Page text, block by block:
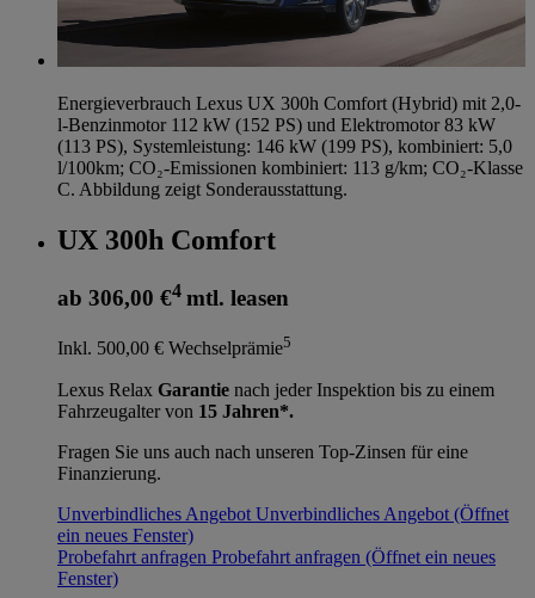
Energieverbrauch Lexus UX 300h Comfort (Hybrid) mit 2,0-
l-Benzinmotor 112 kW (152 PS) und Elektromotor 83 kW
(113 PS), Systemleistung: 146 kW (199 PS), kombiniert: 5,0
l/100km; CO₂-Emissionen kombiniert: 113 g/km; CO₂-Klasse
C. Abbildung zeigt Sonderausstattung.
UX 300h Comfort
ab 306,00 €4 mtl. leasen
Inkl. 500,00 € Wechselprämie5
Lexus Relax Garantie nach jeder Inspektion bis zu einem
Fahrzeugalter von 15 Jahren*.
Fragen Sie uns auch nach unseren Top-Zinsen für eine
Finanzierung.
Unverbindliches Angebot Unverbindliches Angebot (Öffnet
ein neues Fenster)
Probefahrt anfragen Probefahrt anfragen (Öffnet ein neues
Fenster)